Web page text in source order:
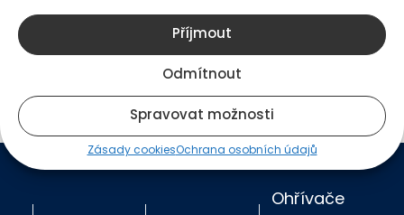
Příjmout
Odmítnout
Spravovat možnosti
Zásady cookiesOchrana osobních údajů
Ohřívače